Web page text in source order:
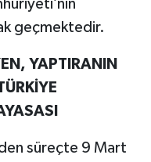
geçmektedir.
YAPTIRANIN
süreçte 9 Mart